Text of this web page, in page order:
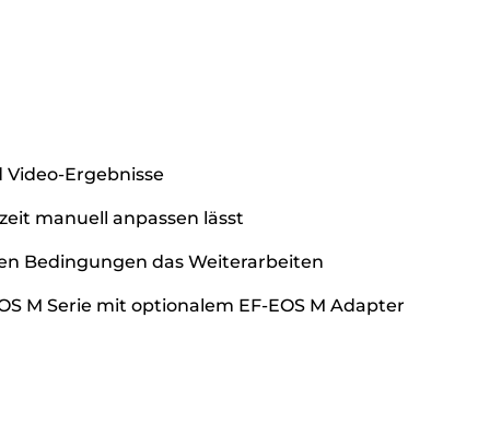
Ergebnisse
manuell anpassen lässt
Bedingungen das Weiterarbeiten
M Serie mit optionalem EF-EOS M Adapter